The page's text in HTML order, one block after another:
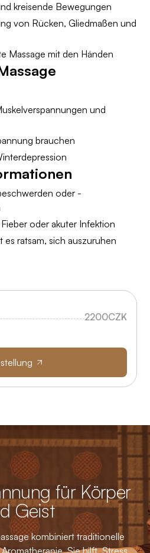
kreisende Bewegungen
von Rücken, Gliedmaßen und
Massage mit den Händen
und
brauchen
oder -
oder akuter Infektion
es ratsam, sich auszuruhen
2200CZK
für Körper
Geist
kombiniert traditionelle
Sie hilft, Stress